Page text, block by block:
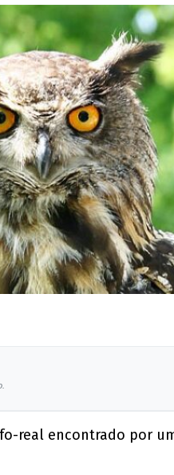
real encontrado por